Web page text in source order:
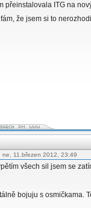
přeinstalovala ITG na
že jsem si to
ne, 11.březen 2012, 23:49
všech sil jsem se
bojuju s osmičkama.